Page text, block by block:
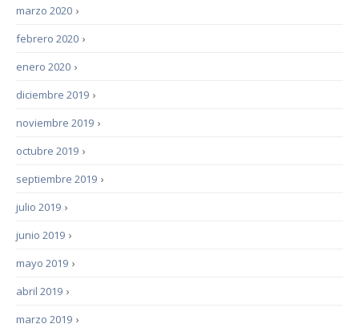
›
marzo 2020
›
febrero 2020
›
enero 2020
›
diciembre 2019
›
noviembre 2019
›
octubre 2019
›
septiembre 2019
›
julio 2019
›
junio 2019
›
mayo 2019
›
abril 2019
›
marzo 2019